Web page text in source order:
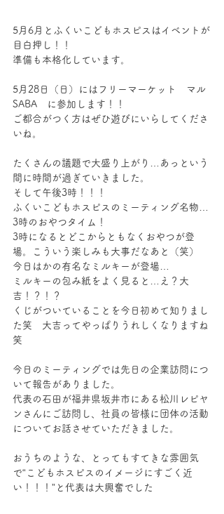
5月6月とふくいこどもホスピスはイベントが
目白押し！！
準備も本格化しています。
5月28日（日）にはフリーマーケット　マル
SABA　に参加します！！
ご都合がつく方はぜひ遊びにいらしてくださ
いね。
たくさんの議題で大盛り上がり…あっという
間に時間が過ぎていきました。
そして午後3時！！！
ふくいこどもホスピスのミーティング名物…
3時のおやつタイム！
3時になるとどこからともなくおやつが登
場。こういう楽しみも大事だなあと（笑）
今日はかの有名なミルキーが登場…
ミルキーの包み紙をよく見ると…え？大
吉！？！？
くじがついていることを今日初めて知りまし
た笑　大吉ってやっぱりうれしくなりますね
笑
今日のミーティングでは先日の企業訪問につ
いて報告がありました。
代表の石田が福井県坂井市にある松川レピヤ
ンさんにご訪問し、社員の皆様に団体の活動
についてお話させていただきました。
おうちのような、とってもすてきな雰囲気
で“こどもホスピスのイメージにすごく近
い！！！”と代表は大興奮でした